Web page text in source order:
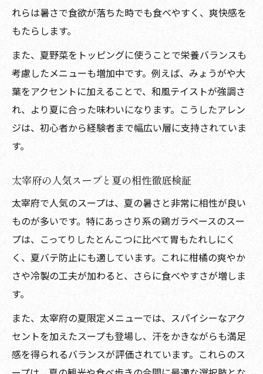
れらは暑さで食欲が落ちた時でも食べやすく、爽快感を
もたらします。
また、夏野菜をトッピングに使うことで栄養バランスも
考慮したメニューも増加中です。例えば、みょうがや大
葉をアクセントに加えることで、和風テイストが強調さ
れ、より夏に合った味わいになります。こうしたアレン
ジは、初心者から経験者まで幅広い層に支持されていま
す。
太宰府の人気スープと夏の相性徹底検証
太宰府で人気のスープは、夏の暑さと非常に相性が良い
ものが多いです。特にあっさり系の鶏ガラベースのスー
プは、こってりしたとんこつに比べて胃もたれしにく
く、夏バテ防止にも適しています。これに柑橘の爽やか
さや冷製の工夫が加わると、さらに食べやすさが増しま
す。
また、太宰府の夏限定メニューでは、スパイシーなアク
セントを加えたスープも登場し、汗をかきながらも満足
感を得られるバランスが評価されています。これらのス